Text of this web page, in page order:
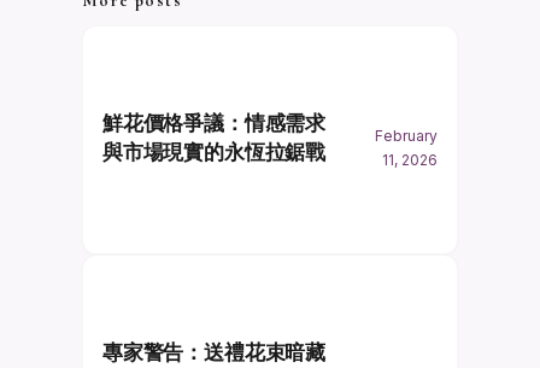
鮮花價格爭議：情感需求
與市場現實的永恆拉鋸戰
February
11, 2026
專家警告：送禮花束暗藏